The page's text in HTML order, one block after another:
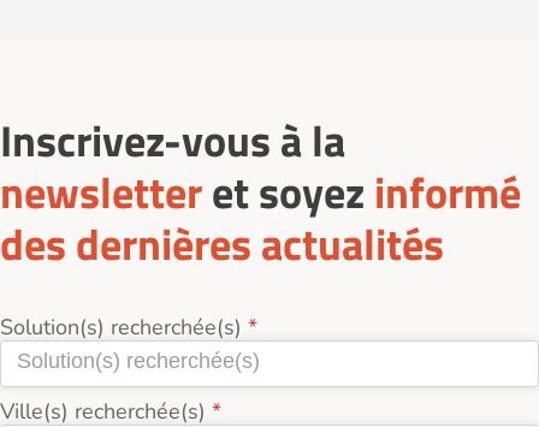
Inscrivez-vous à la
newsletteret soyez informé
des dernières actualités
Solution(s) recherchée(s)
Ville(s) recherchée(s)